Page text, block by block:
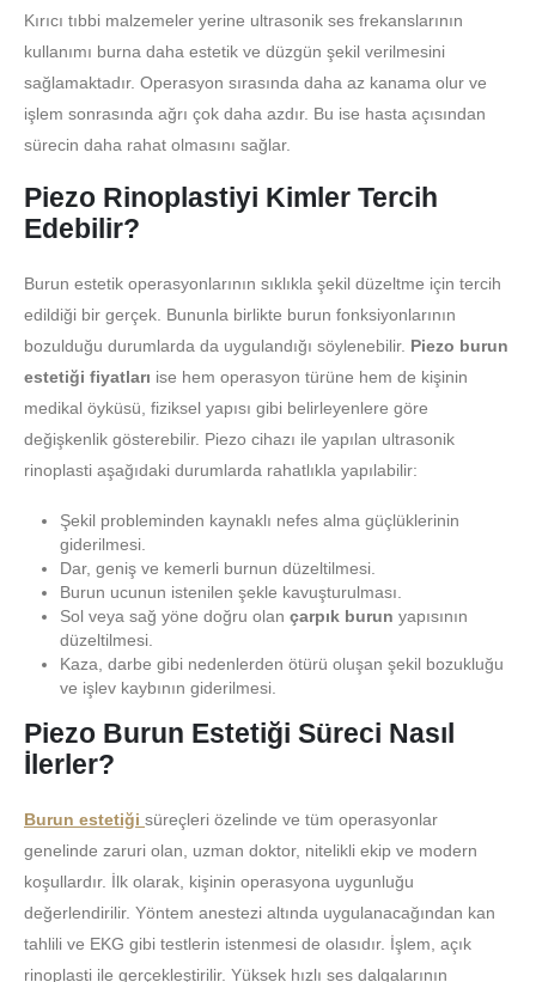
Kırıcı tıbbi malzemeler yerine ultrasonik ses frekanslarının
kullanımı burna daha estetik ve düzgün şekil verilmesini
sağlamaktadır. Operasyon sırasında daha az kanama olur ve
işlem sonrasında ağrı çok daha azdır. Bu ise hasta açısından
sürecin daha rahat olmasını sağlar.
Piezo Rinoplastiyi Kimler Tercih
Edebilir?
Burun estetik operasyonlarının sıklıkla şekil düzeltme için tercih
edildiği bir gerçek. Bununla birlikte burun fonksiyonlarının
bozulduğu durumlarda da uygulandığı söylenebilir. Piezo burun
estetiği fiyatları ise hem operasyon türüne hem de kişinin
medikal öyküsü, fiziksel yapısı gibi belirleyenlere göre
değişkenlik gösterebilir. Piezo cihazı ile yapılan ultrasonik
rinoplasti aşağıdaki durumlarda rahatlıkla yapılabilir:
Şekil probleminden kaynaklı nefes alma güçlüklerinin
giderilmesi.
Dar, geniş ve kemerli burnun düzeltilmesi.
Burun ucunun istenilen şekle kavuşturulması.
Sol veya sağ yöne doğru olan çarpık burun yapısının
düzeltilmesi.
Kaza, darbe gibi nedenlerden ötürü oluşan şekil bozukluğu
ve işlev kaybının giderilmesi.
Piezo Burun Estetiği Süreci Nasıl
İlerler?
Burun estetiği süreçleri özelinde ve tüm operasyonlar
genelinde zaruri olan, uzman doktor, nitelikli ekip ve modern
koşullardır. İlk olarak, kişinin operasyona uygunluğu
değerlendirilir. Yöntem anestezi altında uygulanacağından kan
tahlili ve EKG gibi testlerin istenmesi de olasıdır. İşlem, açık
rinoplasti ile gerçekleştirilir. Yüksek hızlı ses dalgalarının